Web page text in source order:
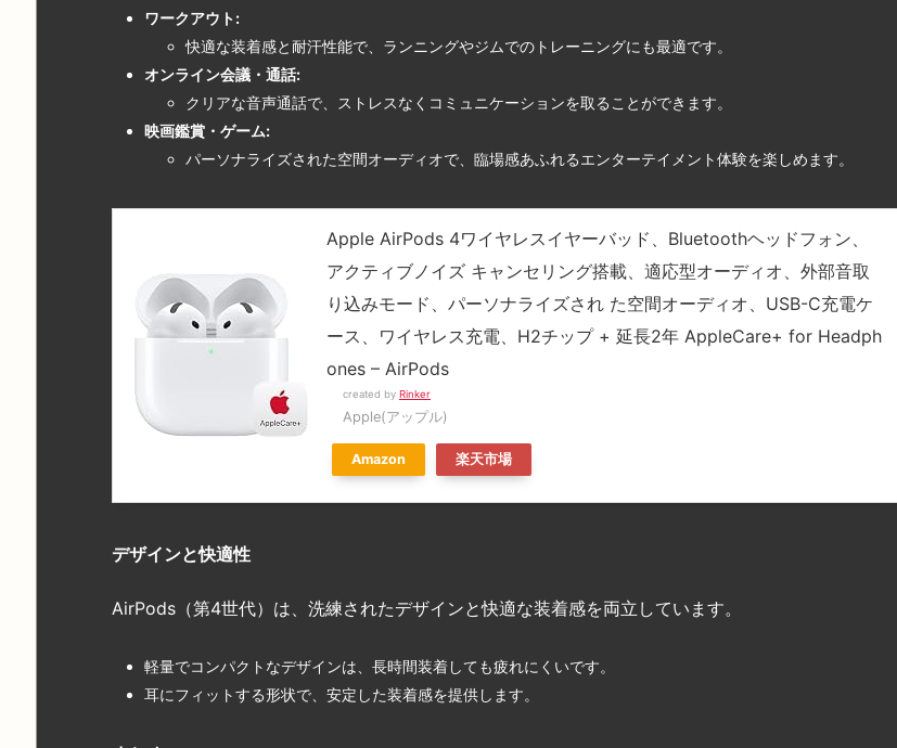
ワークアウト:
快適な装着感と耐汗性能で、ランニングやジムでのトレーニングにも最適です。
オンライン会議・通話:
クリアな音声通話で、ストレスなくコミュニケーションを取ることができます。
映画鑑賞・ゲーム:
パーソナライズされた空間オーディオで、臨場感あふれるエンターテイメント体験を楽しめます。
Apple AirPods 4ワイヤレスイヤーバッド、Bluetoothヘッドフォン、
アクティブノイズ キャンセリング搭載、適応型オーディオ、外部音取
り込みモード、パーソナライズされ た空間オーディオ、USB-C充電ケ
ース、ワイヤレス充電、H2チップ + 延長2年 AppleCare+ for Headph
ones – AirPods
created by Rinker
Apple(アップル)
Amazon 楽天市場
デザインと快適性
AirPods（第4世代）は、洗練されたデザインと快適な装着感を両立しています。
軽量でコンパクトなデザインは、長時間装着しても疲れにくいです。
耳にフィットする形状で、安定した装着感を提供します。